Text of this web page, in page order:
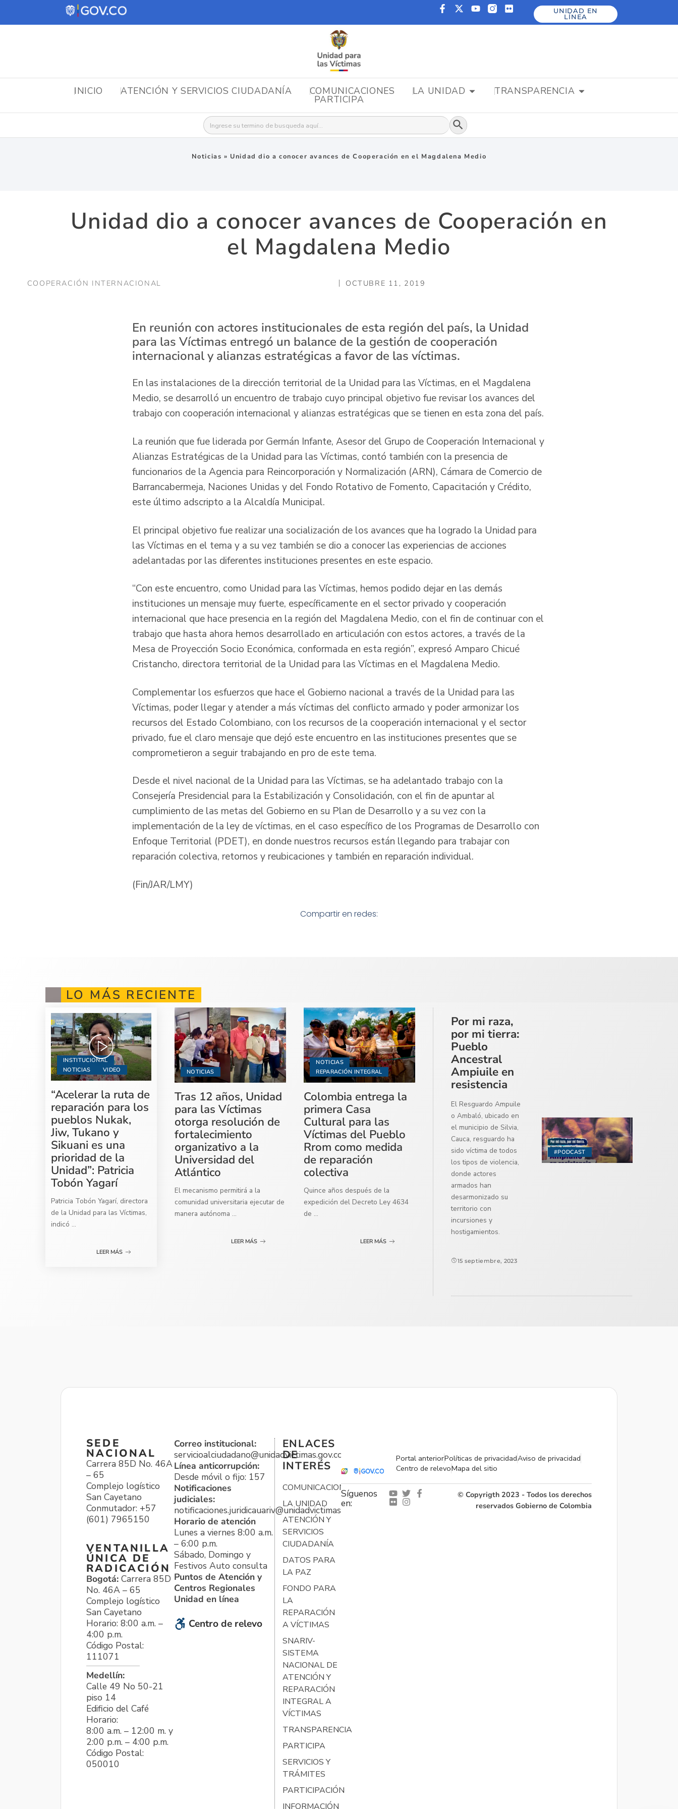
UNIDAD EN
LÍNEA
INICIO ATENCIÓN Y SERVICIOS CIUDADANÍA COMUNICACIONES LA UNIDAD TRANSPARENCIA
PARTICIPA
Buscar: Botón de búsqueda
Noticias » Unidad dio a conocer avances de Cooperación en el Magdalena Medio
Unidad dio a conocer avances de Cooperación en
el Magdalena Medio
COOPERACIÓN INTERNACIONAL OCTUBRE 11, 2019
En reunión con actores institucionales de esta región del país, la Unidad
para las Víctimas entregó un balance de la gestión de cooperación
internacional y alianzas estratégicas a favor de las víctimas.
En las instalaciones de la dirección territorial de la Unidad para las Víctimas, en el Magdalena
Medio, se desarrolló un encuentro de trabajo cuyo principal objetivo fue revisar los avances del
trabajo con cooperación internacional y alianzas estratégicas que se tienen en esta zona del país.
La reunión que fue liderada por Germán Infante, Asesor del Grupo de Cooperación Internacional y
Alianzas Estratégicas de la Unidad para las Víctimas, contó también con la presencia de
funcionarios de la Agencia para Reincorporación y Normalización (ARN), Cámara de Comercio de
Barrancabermeja, Naciones Unidas y del Fondo Rotativo de Fomento, Capacitación y Crédito,
este último adscripto a la Alcaldía Municipal.
El principal objetivo fue realizar una socialización de los avances que ha logrado la Unidad para
las Víctimas en el tema y a su vez también se dio a conocer las experiencias de acciones
adelantadas por las diferentes instituciones presentes en este espacio.
“Con este encuentro, como Unidad para las Víctimas, hemos podido dejar en las demás
instituciones un mensaje muy fuerte, específicamente en el sector privado y cooperación
internacional que hace presencia en la región del Magdalena Medio, con el fin de continuar con el
trabajo que hasta ahora hemos desarrollado en articulación con estos actores, a través de la
Mesa de Proyección Socio Económica, conformada en esta región”, expresó Amparo Chicué
Cristancho, directora territorial de la Unidad para las Víctimas en el Magdalena Medio.
Complementar los esfuerzos que hace el Gobierno nacional a través de la Unidad para las
Víctimas, poder llegar y atender a más víctimas del conflicto armado y poder armonizar los
recursos del Estado Colombiano, con los recursos de la cooperación internacional y el sector
privado, fue el claro mensaje que dejó este encuentro en las instituciones presentes que se
comprometieron a seguir trabajando en pro de este tema.
Desde el nivel nacional de la Unidad para las Víctimas, se ha adelantado trabajo con la
Consejería Presidencial para la Estabilización y Consolidación, con el fin de apuntar al
cumplimiento de las metas del Gobierno en su Plan de Desarrollo y a su vez con la
implementación de la ley de víctimas, en el caso específico de los Programas de Desarrollo con
Enfoque Territorial (PDET), en donde nuestros recursos están llegando para trabajar con
reparación colectiva, retornos y reubicaciones y también en reparación individual.
(Fin/JAR/LMY)
Compartir en redes:
LO MÁS RECIENTE
INSTITUCIONAL
NOTICIAS
VIDEO
“Acelerar la ruta de
reparación para los
pueblos Nukak,
Jiw, Tukano y
Sikuani es una
prioridad de la
Unidad”: Patricia
Tobón Yagarí
Patricia Tobón Yagarí, directora
de la Unidad para las Víctimas,
indicó ...
LEER MÁS
NOTICIAS
Tras 12 años, Unidad
para las Víctimas
otorga resolución de
fortalecimiento
organizativo a la
Universidad del
Atlántico
El mecanismo permitirá a la
comunidad universitaria ejecutar de
manera autónoma ...
LEER MÁS
NOTICIAS
REPARACIÓN INTEGRAL
Colombia entrega la
primera Casa
Cultural para las
Víctimas del Pueblo
Rrom como medida
de reparación
colectiva
Quince años después de la
expedición del Decreto Ley 4634
de ...
LEER MÁS
#PODCAST
Por mi raza,
por mi tierra:
Pueblo
Ancestral
Ampiuile en
resistencia
El Resguardo Ampuile
o Ambaló, ubicado en
el municipio de Silvia,
Cauca, resguardo ha
sido víctima de todos
los tipos de violencia,
donde actores
armados han
desarmonizado su
territorio con
incursiones y
hostigamientos.
15 septiembre, 2023
SEDE
NACIONAL
Carrera 85D No. 46A
– 65
Complejo logístico
San Cayetano
Conmutador: +57
(601) 7965150
VENTANILLA
ÚNICA DE
RADICACIÓN
Bogotá: Carrera 85D
No. 46A – 65
Complejo logístico
San Cayetano
Horario: 8:00 a.m. –
4:00 p.m.
Código Postal:
111071
Medellín:
Calle 49 No 50-21
piso 14
Edificio del Café
Horario:
8:00 a.m. – 12:00 m. y
2:00 p.m. – 4:00 p.m.
Código Postal:
050010
Correo institucional:
servicioalciudadano@unidadvictimas.gov.co
Línea anticorrupción:
Desde móvil o fijo: 157
Notificaciones
judiciales:
notificaciones.juridicauariv@unidadvictimas.gov.co
Horario de atención
Lunes a viernes 8:00 a.m.
– 6:00 p.m.
Sábado, Domingo y
Festivos Auto consulta
Puntos de Atención y
Centros Regionales
Unidad en línea
Centro de relevo
ENLACES
DE
INTERÉS
COMUNICACIONES
LA UNIDAD
ATENCIÓN Y
SERVICIOS
CIUDADANÍA
DATOS PARA
LA PAZ
FONDO PARA
LA
REPARACIÓN
A VÍCTIMAS
SNARIV-
SISTEMA
NACIONAL DE
ATENCIÓN Y
REPARACIÓN
INTEGRAL A
VÍCTIMAS
TRANSPARENCIA
PARTICIPA
SERVICIOS Y
TRÁMITES
PARTICIPACIÓN
INFORMACIÓN
Portal anteriorPolíticas de privacidadAviso de privacidad
Centro de relevoMapa del sitio
Síguenos
en:
© Copyrigth 2023 - Todos los derechos
reservados Gobierno de Colombia